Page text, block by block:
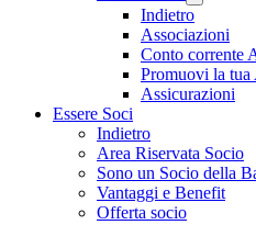
Indietro
Associazioni
Conto corrente
Promuovi la tua
Assicurazioni
Essere Soci
Indietro
Area Riservata Socio
Sono un Socio della
Vantaggi e Benefit
Offerta socio